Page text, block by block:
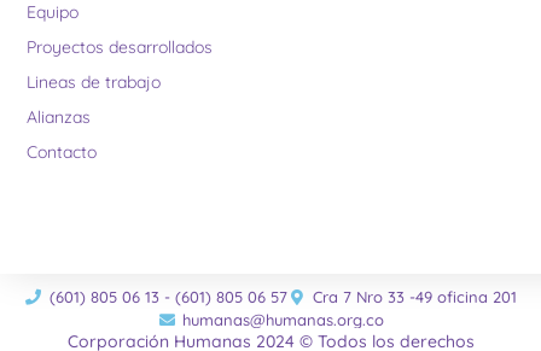
Equipo
Proyectos desarrollados
Lineas de trabajo
Alianzas
Contacto
(601) 805 06 13 - (601) 805 06 57
Cra 7 Nro 33 -49 oficina 201
humanas@humanas.org.co
Corporación Humanas 2024 © Todos los derechos